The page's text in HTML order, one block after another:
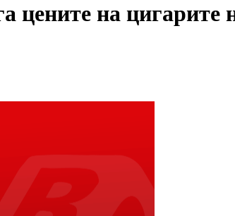
цените на